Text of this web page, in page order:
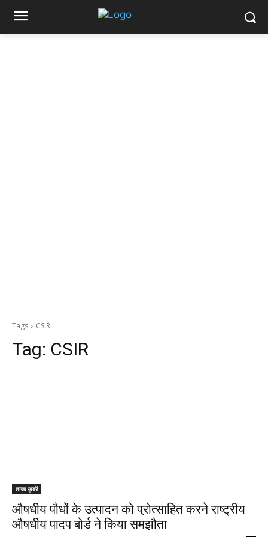
Tags CSIR
Tag: CSIR
ताजा ख़बरें
औषधीय पौधों के उत्पादन को प्रोत्साहित करने राष्ट्रीय
औषधीय पादप बोर्ड ने किया समझौता